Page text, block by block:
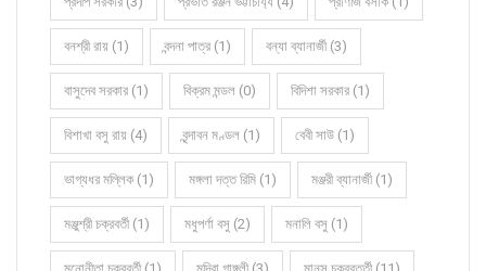
বনশ্রী রায় (1) বন্দনা পাত্র (1) বন্যা ব্যানার্জী (3)
বাসুদেব সরকার (1) বিক্রম মন্ডল (0) বিদিশা সরকার (1)
বিশাখা বসু রায় (4) বৃন্দাবন মণ্ডল (1) বেবী সাউ (1)
ভাগ্যধর মল্লিক (1) মঙ্গলা দত্ত রিমি (1) মঞ্জরী ব্যানার্জী (1)
মঞ্জুশ্রী চক্রবর্তী (1) মধুপর্ণা বসু (2) মনালি বসু (1)